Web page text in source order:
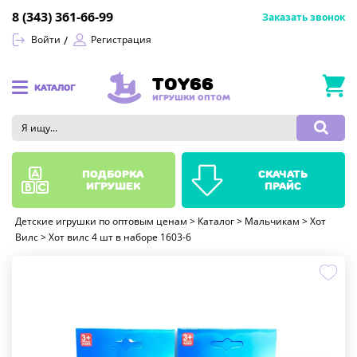
Войти Регистрация
8 (343) 361-66-99 Заказать звонок
КАТАЛОГ TOY66
ИГРУШКИ ОПТОМ
Детские игрушки по оптовым ценам > Каталог > Мальчикам > Хот
Вилс > Хот вилс 4 шт в наборе 1603-6
подборка
игрушек
скачать
прайс